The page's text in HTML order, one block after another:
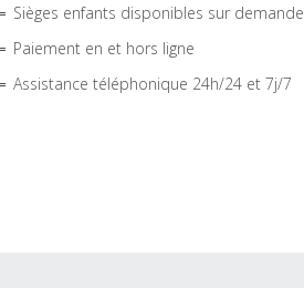
Sièges enfants disponibles sur demande.
Paiement en et hors ligne
Assistance téléphonique 24h/24 et 7j/7